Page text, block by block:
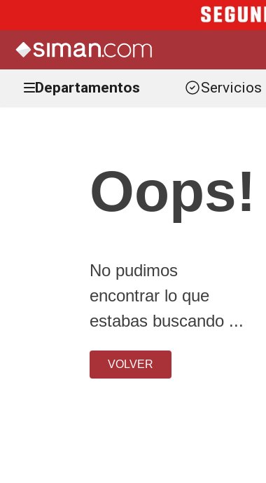
Departamentos Servicios
Oops!
No pudimos
encontrar lo que
estabas buscando ...
VOLVER